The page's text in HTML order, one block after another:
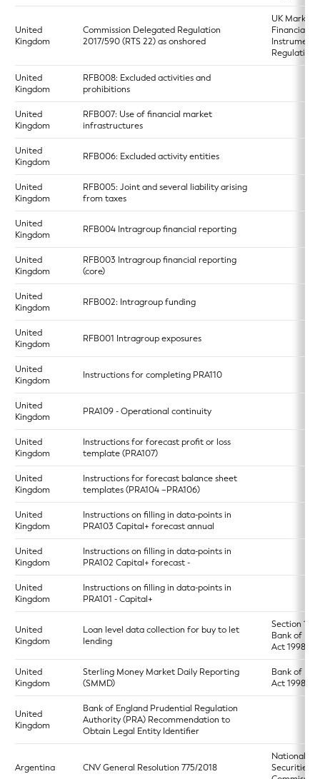
United
Kingdom
Commission Delegated Regulation
2017/590 (RTS 22) as onshored
UK Markets
Financial
Instruments
Regulation
United
Kingdom
RFB008: Excluded activities and
prohibitions
United
Kingdom
RFB007: Use of financial market
infrastructures
United
Kingdom
RFB006: Excluded activity entities
United
Kingdom
RFB005: Joint and several liability arising
from taxes
United
Kingdom
RFB004 Intragroup financial reporting
United
Kingdom
RFB003 Intragroup financial reporting
(core)
United
Kingdom
RFB002: Intragroup funding
United
Kingdom
RFB001 Intragroup exposures
United
Kingdom
Instructions for completing PRA110
United
Kingdom
PRA109 - Operational continuity
United
Kingdom
Instructions for forecast profit or loss
template (PRA107)
United
Kingdom
Instructions for forecast balance sheet
templates (PRA104 –PRA106)
United
Kingdom
Instructions on filling in data-points in
PRA103 Capital+ forecast annual
United
Kingdom
Instructions on filling in data-points in
PRA102 Capital+ forecast -
United
Kingdom
Instructions on filling in data-points in
PRA101 - Capital+
United
Kingdom
Loan level data collection for buy to let
lending
Section 17
Bank of
Act 1998
United
Kingdom
Sterling Money Market Daily Reporting
(SMMD)
Bank of
Act 1998
United
Kingdom
Bank of England Prudential Regulation
Authority (PRA) Recommendation to
Obtain Legal Entity Identifier
Argentina CNV General Resolution 775/2018
National
Securities